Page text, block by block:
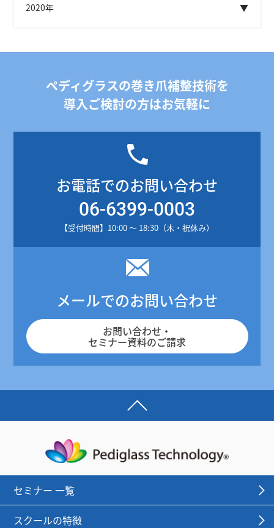
2020年
ペディグラスの巻き爪補整技術を
導入ご検討の方はお気軽に
お電話でのお問い合わせ
06-6399-0003
【受付時間】10:00 ～ 18:30（木・祝休み）
メールでのお問い合わせ
お問い合わせ・
セミナー資料のご請求
セミナー 一覧
スクールの特徴